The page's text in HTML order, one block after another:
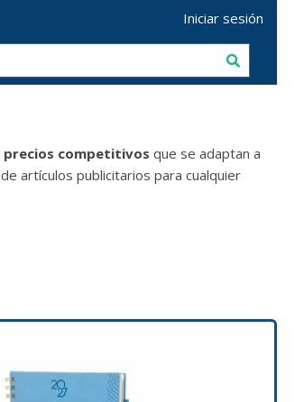
Iniciar sesión
precios competitivos que se adaptan a
de artículos publicitarios para cualquier